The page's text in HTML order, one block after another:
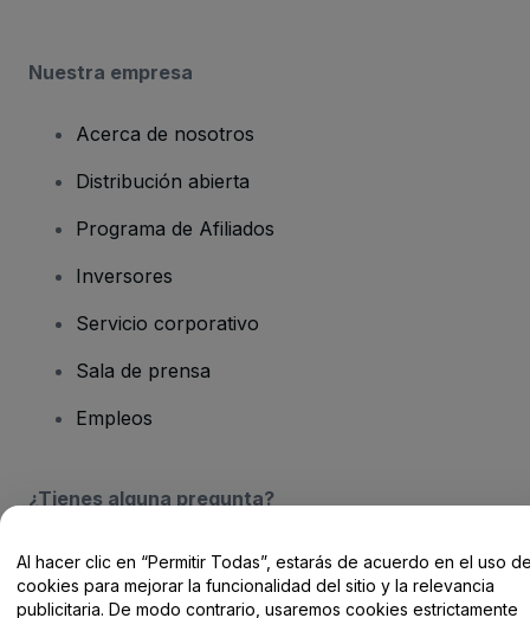
Nuestra empresa
Acerca de nosotros
Distribución abierta
Programa de Afiliados
Inversores
Servicio corporativo
Sala de prensa
Empleos
¿Tienes alguna pregunta?
Centro de Ayuda / Contacto
Al hacer clic en “Permitir Todas”, estarás de acuerdo en el uso
cookies para mejorar la funcionalidad del sitio y la relevancia
publicitaria. De modo contrario, usaremos cookies estrictamente